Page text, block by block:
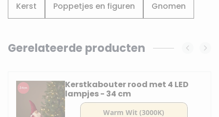
Kerst Poppetjes en figuren Gnomen
Navigating through the elements of the carousel is
Press to skip carousel
Gerelateerde producten
Kerstkabouter rood met 4 LED
lampjes - 34 cm